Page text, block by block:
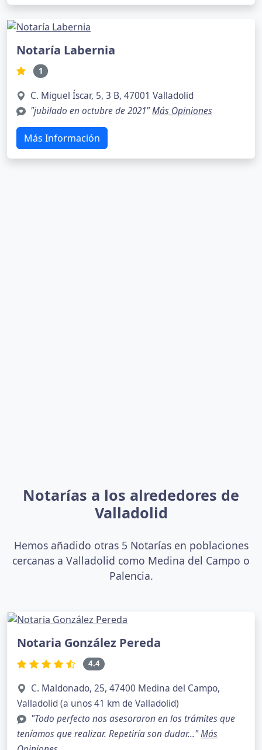
Notaría Labernia
1
C. Miguel Íscar, 5, 3 B, 47001 Valladolid
"jubilado en octubre de 2021"Más Opiniones
Más Información
Notarías a los alrededores de
Valladolid
Hemos añadido otras 5 Notarías en poblaciones
cercanas a Valladolid como Medina del Campo o
Palencia.
Notaria González Pereda
4.4
C. Maldonado, 25, 47400 Medina del Campo,
Valladolid (a unos 41 km de Valladolid)
"Todo perfecto nos asesoraron en los trámites que
teníamos que realizar. Repetiría son dudar..."Más